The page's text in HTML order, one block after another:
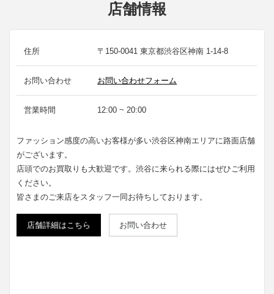
店舗情報
住所 〒150-0041 東京都渋谷区神南 1-14-8
お問い合わせ お問い合わせフォーム
営業時間 12:00 ~ 20:00
ファッション感度の高いお客様が多い渋谷区神南エリアに路面店舗
がございます。
店頭でのお買取りも大歓迎です。渋谷に来られる際にはぜひご利用
ください。
皆さまのご来店をスタッフ一同お待ちしております。
店舗詳細はこちら お問い合わせ